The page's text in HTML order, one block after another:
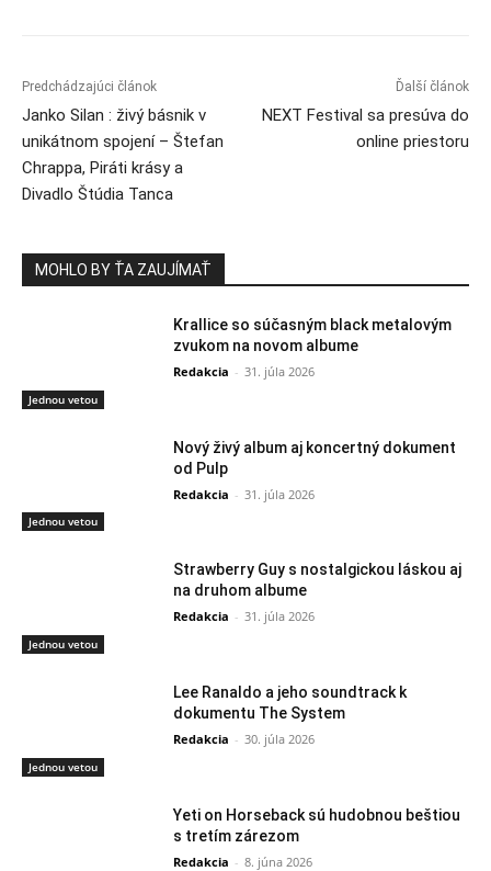
Predchádzajúci článok
Janko Silan : živý básnik v
unikátnom spojení – Štefan
Chrappa, Piráti krásy a
Divadlo Štúdia Tanca
Ďalší článok
NEXT Festival sa presúva do
online priestoru
MOHLO BY ŤA ZAUJÍMAŤ
Jednou vetou
Krallice so súčasným black metalovým
zvukom na novom albume
Redakcia - 31. júla 2026
Jednou vetou
Nový živý album aj koncertný dokument
od Pulp
Redakcia - 31. júla 2026
Jednou vetou
Strawberry Guy s nostalgickou láskou aj
na druhom albume
Redakcia - 31. júla 2026
Jednou vetou
Lee Ranaldo a jeho soundtrack k
dokumentu The System
Redakcia - 30. júla 2026
Yeti on Horseback sú hudobnou beštiou
s tretím zárezom
Redakcia - 8. júna 2026